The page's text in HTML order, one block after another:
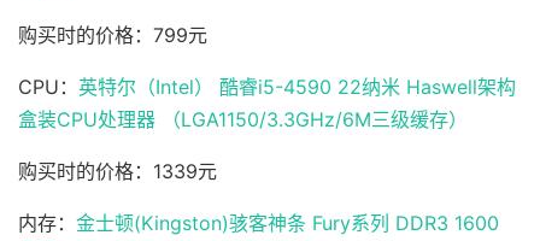
购买时的价格：799元
CPU： 英特尔（Intel） 酷睿i5-4590 22纳米 Haswell架构
盒装CPU处理器 （LGA1150/3.3GHz/6M三级缓存）
购买时的价格：1339元
内存： 金士顿(Kingston)骇客神条 Fury系列 DDR3 1600